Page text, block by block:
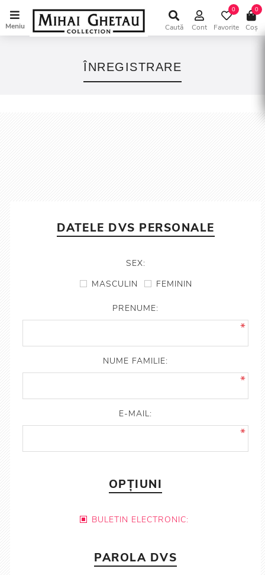
Meniu Caută Cont Favorite
0
Coș
0
ÎNREGISTRARE
DATELE DVS PERSONALE
SEX:
MASCULIN
FEMININ
PRENUME:
*
NUME FAMILIE:
*
E-MAIL:
*
OPȚIUNI
BULETIN ELECTRONIC:
PAROLA DVS